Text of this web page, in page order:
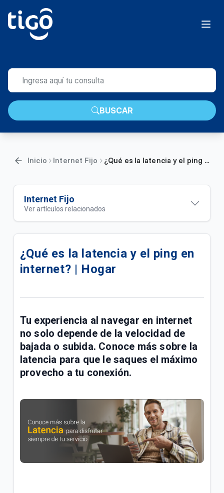
BUSCAR
Inicio Internet Fijo ¿Qué es la latencia y el ping en internet? | Hogar
Internet Fijo
Ver artículos relacionados
Módem ARRIS TG2492LG Tigo | General
Módem SDMC NE3011 Tigo | General
Módem ZTE ZXHN F6600P Tigo | General
¿Qué pasa cuando varias personas navegan al
mismo tiempo en mi red WiFi Tigo? | General
Direccionamiento IP DNS Tigo | General
¿Qué hago si mi conexión no funciona luego de la
migración de red? | General
¿Qué es la latencia y el ping en
internet? | Hogar
Tu experiencia al navegar en internet
no solo depende de la velocidad de
bajada o subida. Conoce más sobre la
latencia para que le saques el máximo
provecho a tu conexión.